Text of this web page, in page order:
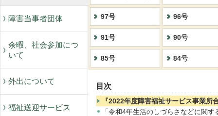
障害当事者団体
余暇、社会参加につ
いて
外出について
福祉送迎サービス
97号 96号
91号 90号
85号 84号
目次
『2022年度障害福祉サービス事業所
「令和4年生活のしづらさなどに関